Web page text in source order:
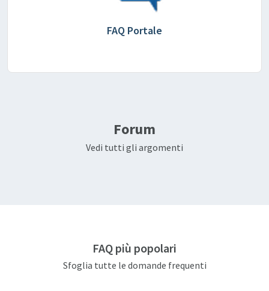
FAQ Portale
Forum
Vedi tutti gli argomenti
FAQ più popolari
Sfoglia tutte le domande frequenti